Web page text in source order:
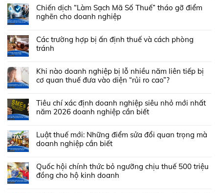
Chiến dịch “Làm Sạch Mã Số Thuế” tháo gỡ điểm
nghẽn cho doanh nghiệp
Các trường hợp bị ấn định thuế và cách phòng
tránh
Khi nào doanh nghiệp bị lỗ nhiều năm liên tiếp bị
cơ quan thuế đưa vào diện “rủi ro cao”?
Tiêu chí xác định doanh nghiệp siêu nhỏ mới nhất
năm 2026 doanh nghiệp cần biết
Luật thuế mới: Những điểm sửa đổi quan trọng mà
doanh nghiệp cần biết
Quốc hội chính thức bỏ ngưỡng chịu thuế 500 triệu
đồng cho hộ kinh doanh